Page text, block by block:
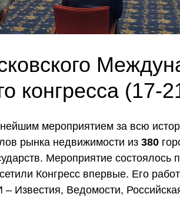
конгресса (17-
мероприятием за всю
рынка недвижимости из 380
Мероприятие
Конгресс впервые. Его
Известия, Ведомости,